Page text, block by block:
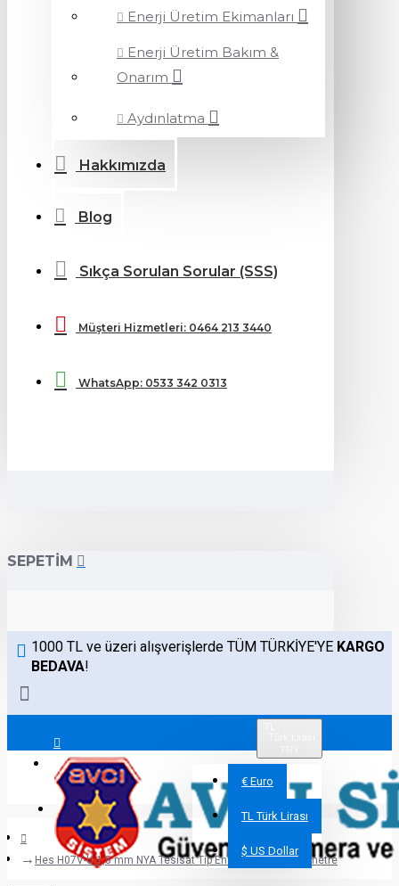
Enerji Üretim Ekimanları
Enerji Üretim Bakım &
Onarım
Aydınlatma
Hakkımızda
Blog
Sıkça Sorulan Sorular (SSS)
Müşteri Hizmetleri: 0464 213 3440
WhatsApp: 0533 342 0313
SEPETIM
1000 TL ve üzeri alışverişlerde TÜM TÜRKİYE'YE KARGO
BEDAVA!
Giriş Yap
Üye Ol
€ Euro
TL Türk Lirası
$ US Dollar
Hes H07V-U 1,5 mm NYA Tesisat Tip Enerji Kablosu 100 metre